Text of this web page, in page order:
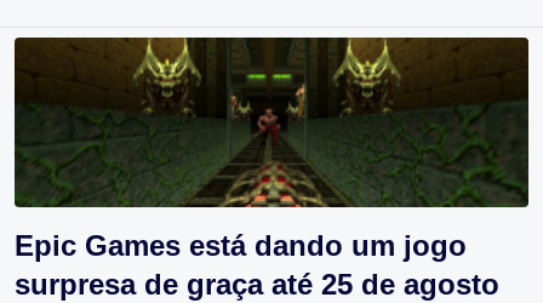
Epic Games está dando um jogo
surpresa de graça até 25 de agosto